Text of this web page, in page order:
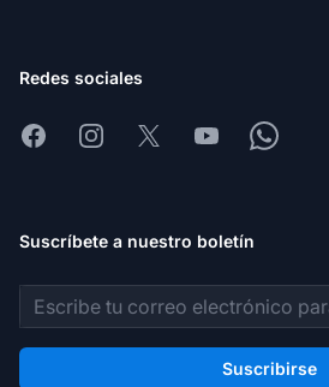
Redes sociales
FacebookInstagram
X YoutubeWhatsapp
Suscríbete a nuestro boletín
Dirección de correo electrónico
Suscribirse